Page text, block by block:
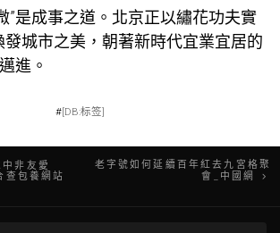
”是成事之道。北京正以繡花功夫實
城市之美，朝著新時代宜業宜居的
進。
#[DB:标签]
非友愛
查包養網站
老字號如何延續百年紅去九宮格聚
會_中國網